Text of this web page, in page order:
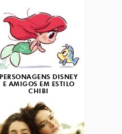
PERSONAGENS DISNEY
E AMIGOS EM ESTILO
CHIBI
3